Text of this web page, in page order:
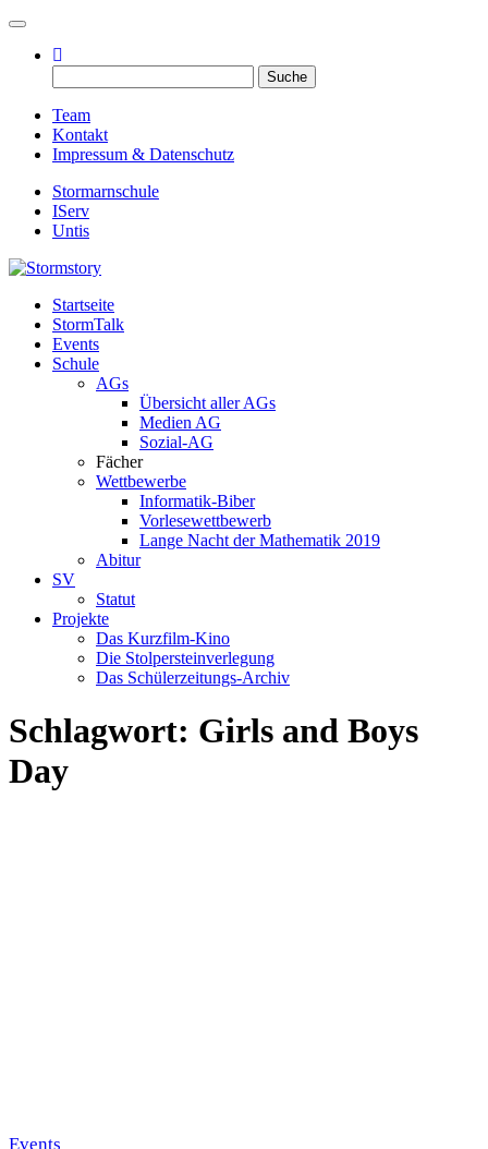
Toggle navigation
nach:
Team
Kontakt
Impressum & Datenschutz
Stormarnschule
IServ
Untis
Stormstory
Eure digitale Schülerzeitung
Startseite
StormTalk
Events
Schule
AGs
Übersicht aller AGs
Medien AG
Sozial-AG
Fächer
Wettbewerbe
Informatik-Biber
Vorlesewettbewerb
Lange Nacht der Mathematik 2019
Abitur
SV
Statut
Projekte
Das Kurzfilm-Kino
Die Stolpersteinverlegung
Das Schülerzeitungs-Archiv
Schlagwort: Girls and Boys
Day
Events